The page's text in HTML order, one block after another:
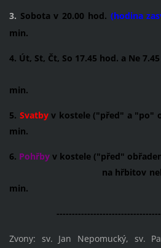
3. Sobota v 20.00 hod. (hodina
min.
4. Út, St, Čt, So 17.45 hod. a Ne
min.
5. Svatbyv kostele ("před"
min.
6. Pohřbyv kostele ("před"
na hřbitov nebo
min.
Zvony: sv. Jan Nepomucký, sv.